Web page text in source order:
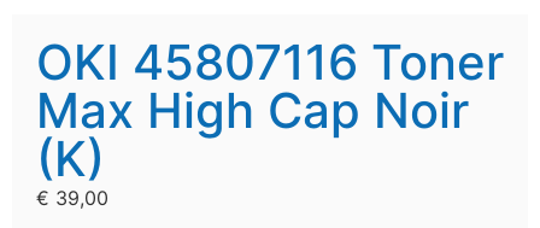
OKI 45807116 Toner
Max High Cap Noir
(K)
€ 39,00